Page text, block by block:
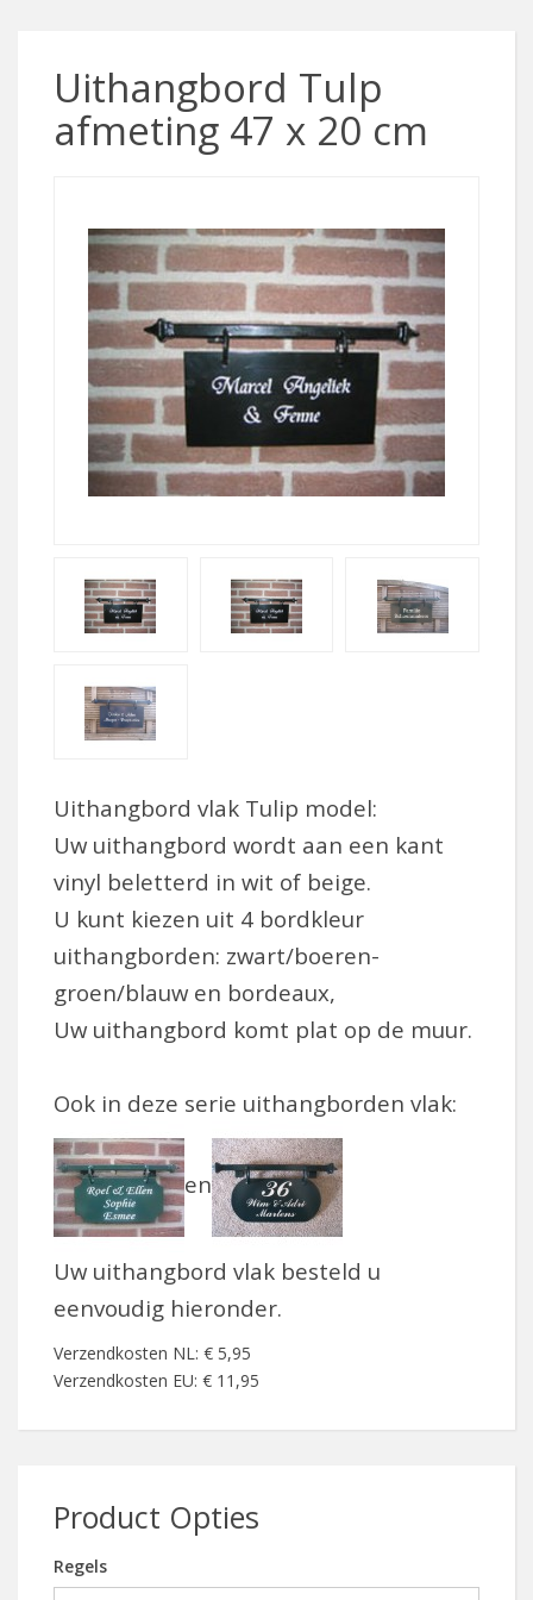
Uithangbord Tulp
afmeting 47 x 20 cm
Uithangbord vlak Tulip model:
Uw uithangbord wordt aan een kant
vinyl beletterd in wit of beige.
U kunt kiezen uit 4 bordkleur
uithangborden: zwart/boeren-
groen/blauw en bordeaux,
Uw uithangbord komt plat op de muur.
Ook in deze serie uithangborden vlak:
en
Uw uithangbord vlak besteld u
eenvoudig hieronder.
Verzendkosten NL: € 5,95
Verzendkosten EU: € 11,95
Product Opties
Regels